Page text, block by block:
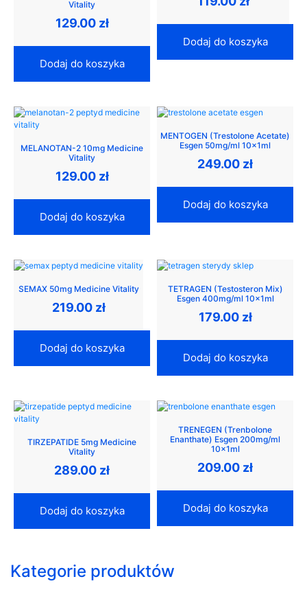
Vitality
129.00 zł
Dodaj do koszyka
Dodaj do koszyka
MELANOTAN-2 10mg Medicine
Vitality
129.00 zł
Dodaj do koszyka
MENTOGEN (Trestolone Acetate)
Esgen 50mg/ml 10x1ml
249.00 zł
Dodaj do koszyka
SEMAX 50mg Medicine Vitality
219.00 zł
Dodaj do koszyka
TETRAGEN (Testosteron Mix)
Esgen 400mg/ml 10x1ml
179.00 zł
Dodaj do koszyka
TIRZEPATIDE 5mg Medicine
Vitality
289.00 zł
Dodaj do koszyka
TRENEGEN (Trenbolone
Enanthate) Esgen 200mg/ml
10x1ml
209.00 zł
Dodaj do koszyka
Kategorie produktów